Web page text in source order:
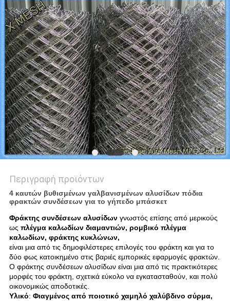
Περιγραφή προϊόντων
4 καυτών βυθισμένων γαλβανισμένων αλυσίδων πόδια
φρακτών συνδέσεων για το γήπεδο μπάσκετ
Φράκτης συνδέσεων αλυσίδωνγνωστός επίσης από μερικούς
ως πλέγμα καλωδίων διαμαντιών, ρομβικό πλέγμα
καλωδίων, φράκτης κυκλώνων,
είναι μια από τις δημοφιλέστερες επιλογές του φράκτη και για το
δύο φως κατοικημένο στις βαριές εμπορικές εφαρμογές φρακτών.
Ο φράκτης συνδέσεων αλυσίδων είναι μια από τις πρακτικότερες
μορφές του φράκτη, σχετικά εύκολο να εγκατασταθούν, και πολύ
οικονομικώς αποδοτικές.
Υλικό: Φιαγμένος από ποιοτικό χαμηλό χαλύβδινο σύρμα,